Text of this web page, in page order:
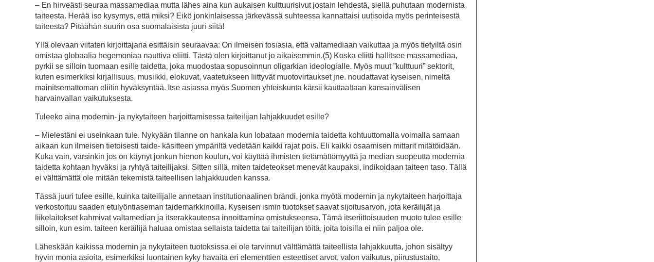
– En hirveästi seuraa massamediaa mutta lähes aina kun aukaisen kulttuurisivut jostain lehdestä, siellä puhutaan modernista
taiteesta. Herää iso kysymys, että miksi? Eikö jonkinlaisessa järkevässä suhteessa kannattaisi uutisoida myös perinteisestä
taiteesta? Pitäähän suurin osa suomalaisista juuri siitä!
Yllä olevaan viitaten kirjoittajana esittäisin seuraavaa: On ilmeisen tosiasia, että valtamediaan vaikuttaa ja myös tietyiltä osin
omistaa globaalia hegemoniaa nauttiva eliitti. Tästä olen kirjoittanut jo aikaisemmin.(5) Koska eliitti hallitsee massamediaa,
pyrkii se silloin tuomaan esille taidetta, joka muodostaa sopusoinnun oligarkian ideologialle. Myös muut ”kulttuuri” sektorit,
kuten esimerkiksi kirjallisuus, musiikki, elokuvat, vaatetukseen liittyvät muotovirtaukset jne. noudattavat kyseisen, nimeltä
mainitsemattoman eliitin hyväksyntää. Itse asiassa myös Suomen yhteiskunta kärsii kauttaaltaan kansainvälisen
harvainvallan vaikutuksesta.
Tuleeko aina modernin- ja nykytaiteen harjoittamisessa taiteilijan lahjakkuudet esille?
– Mielestäni ei useinkaan tule. Nykyään tilanne on hankala kun lobataan modernia taidetta kohtuuttomalla voimalla samaan
aikaan kun ilmeisen tietoisesti taide- käsitteen ympäriltä vedetään kaikki rajat pois. Eli kaikki osaamisen mittarit mitätöidään.
Kuka vain, varsinkin jos on käynyt jonkun hienon koulun, voi käyttää ihmisten tietämättömyyttä ja median suopeutta modernia
taidetta kohtaan hyväksi ja ryhtyä taiteilijaksi. Sitten sillä, miten taideteokset menevät kaupaksi, indikoidaan taiteen taso. Tällä
ei välttämättä ole mitään tekemistä taiteellisen lahjakkuuden kanssa.
Tässä juuri tulee esille, kuinka taiteilijalle annetaan institutionaalinen brändi, jonka myötä modernin ja nykytaiteen harjoittaja
verkostoituu saaden etulyöntiaseman taidemarkkinoilla. Kyseisen ismin tuotokset saavat sijoitusarvon, jota keräilijät ja
liikelaitokset kahmivat valtamedian ja itserakkautensa innoittamina omistukseensa. Tämä itseriittoisuuden muoto tulee esille
silloin, kun esim. taiteen keräilijä haluaa omistaa sellaista taidetta tai taiteilijan töitä, joita toisilla ei niin paljoa ole.
Läheskään kaikissa modernin ja nykytaiteen tuotoksissa ei ole tarvinnut välttämättä taiteellista lahjakkuutta, johon sisältyy
hyvin monia asioita, esimerkiksi luontainen kyky havaita eri elementtien esteettiset arvot, valon vaikutus, piirustustaito,